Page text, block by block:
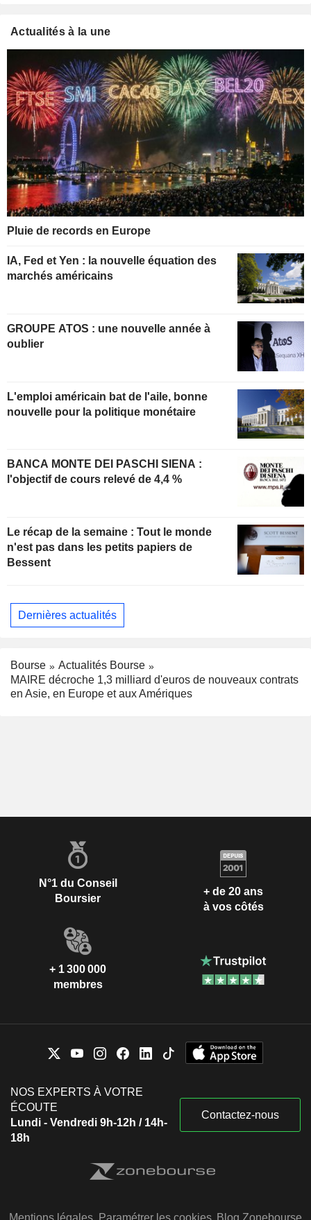
Actualités à la une
Pluie de records en Europe
IA, Fed et Yen : la nouvelle équation des
marchés américains
GROUPE ATOS : une nouvelle année à
oublier
L'emploi américain bat de l'aile, bonne
nouvelle pour la politique monétaire
BANCA MONTE DEI PASCHI SIENA :
l'objectif de cours relevé de 4,4 %
Le récap de la semaine : Tout le monde
n'est pas dans les petits papiers de
Bessent
Dernières actualités
Bourse
Actualités Bourse
MAIRE décroche 1,3 milliard d'euros de nouveaux contrats
en Asie, en Europe et aux Amériques
N°1 du Conseil
Boursier
+ de 20 ans
à vos côtés
+ 1 300 000
membres
NOS EXPERTS À VOTRE
ÉCOUTE
Lundi - Vendredi 9h-12h / 14h-
18h
Contactez-nous
Mentions légales Paramétrer les cookies Blog Zonebourse